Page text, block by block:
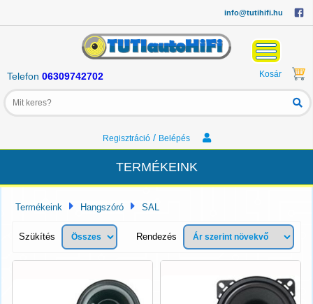
info@tutihifi.hu
Telefon 06309742702 Kosár
Regisztráció/ Belépés
TERMÉKEINK
Termékeink Hangszóró SAL
Szükítés Rendezés